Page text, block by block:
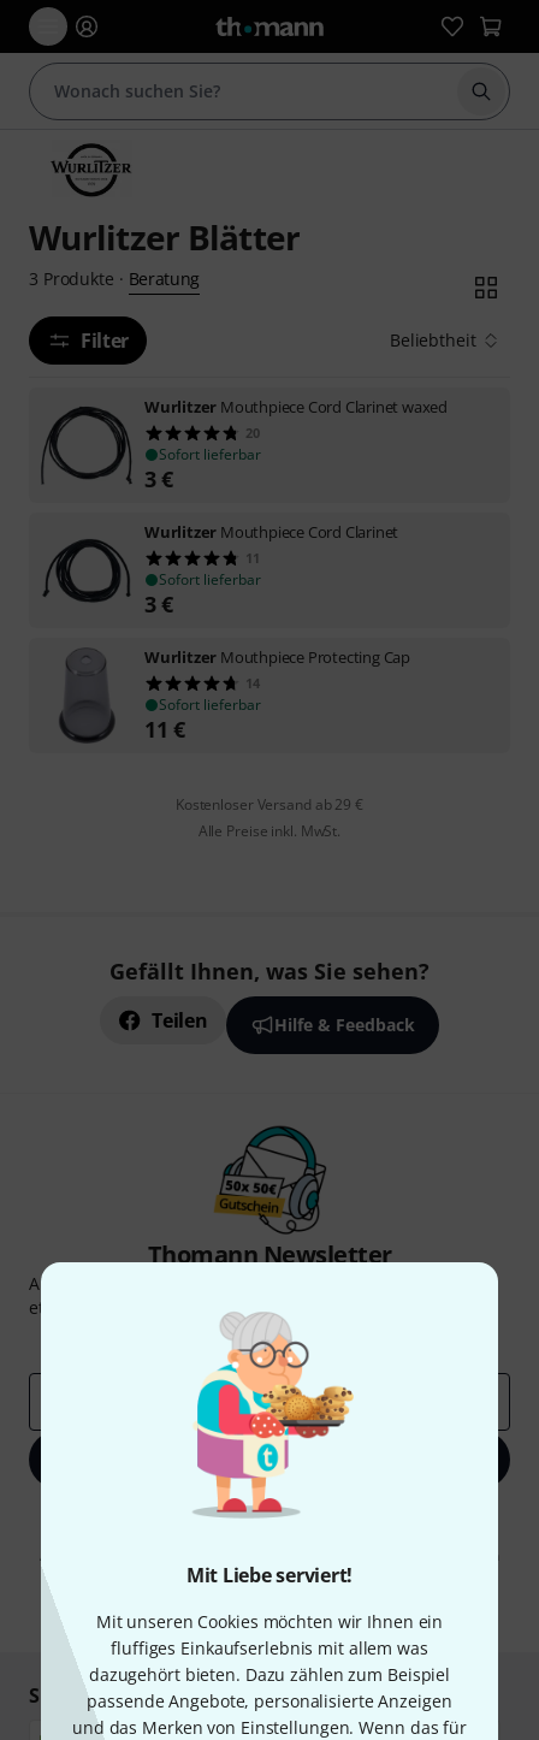
Mit Liebe serviert!
Mit unseren Cookies möchten wir Ihnen ein
fluffiges Einkaufserlebnis mit allem was
dazugehört bieten. Dazu zählen zum Beispiel
passende Angebote, personalisierte Anzeigen
und das Merken von Einstellungen. Wenn das für
Suche
Wurlitzer Blätter
3 Produkte · Beratung
Filter Beliebtheit
Wurlitzer Mouthpiece Cord Clarinet waxed
20
Sofort lieferbar
3€
Wurlitzer Mouthpiece Cord Clarinet
11
Sofort lieferbar
3€
Wurlitzer Mouthpiece Protecting Cap
14
Sofort lieferbar
11 €
Kostenloser Versand ab 29 €
Alle Preise inkl. MwSt.
Gefällt Ihnen, was Sie sehen?
Teilen Hilfe & Feedback
Thomann Newsletter
Abonniere den Thomann Newsletter und gewinne mit
etwas Glück einen von
50 Gutscheinen
Inspirierende Beiträge
Deals
Jetzt anmelden
Mit Klick auf „Jetzt anmelden“ stimmen Sie dem Erhalt von E-Mail-
Abmeldung ist jederzeit möglich. Weitere Informationen finden Sie in
unseren Datenschutzhinweisen
* Pflichtfeld
Sicher einkaufen & bezahlen